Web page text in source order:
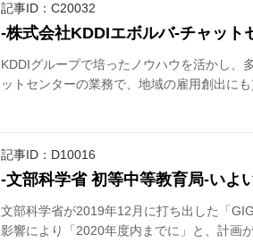
記事ID：C20032
-株式会社KDDIエボルバ-チャッ
KDDIグループで培ったノウハウを活かし、
ットセンターの業務で、地域の雇用創出に
記事ID：D10016
-文部科学省 初等中等教育局-いよ
文部科学省が2019年12月に打ち出した「
影響により「2020年度内までに」と、計画